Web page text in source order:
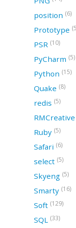
position (6)
Prototype
PSR (10)
PyCharm (5)
Python (15)
Quake (8)
redis (5)
RMCreative
Ruby (5)
Safari (6)
select (5)
Skyeng (5)
Smarty (16)
Soft (129)
SQL (33)